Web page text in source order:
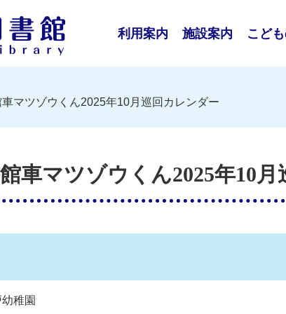
利用案内 施設案内 こど
マツゾウくん2025年10月巡回カレンダー
車マツゾウくん2025年10
稚園